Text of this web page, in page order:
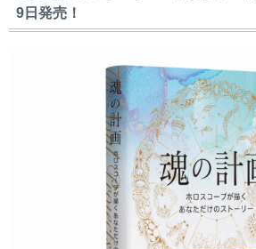
9日発売！